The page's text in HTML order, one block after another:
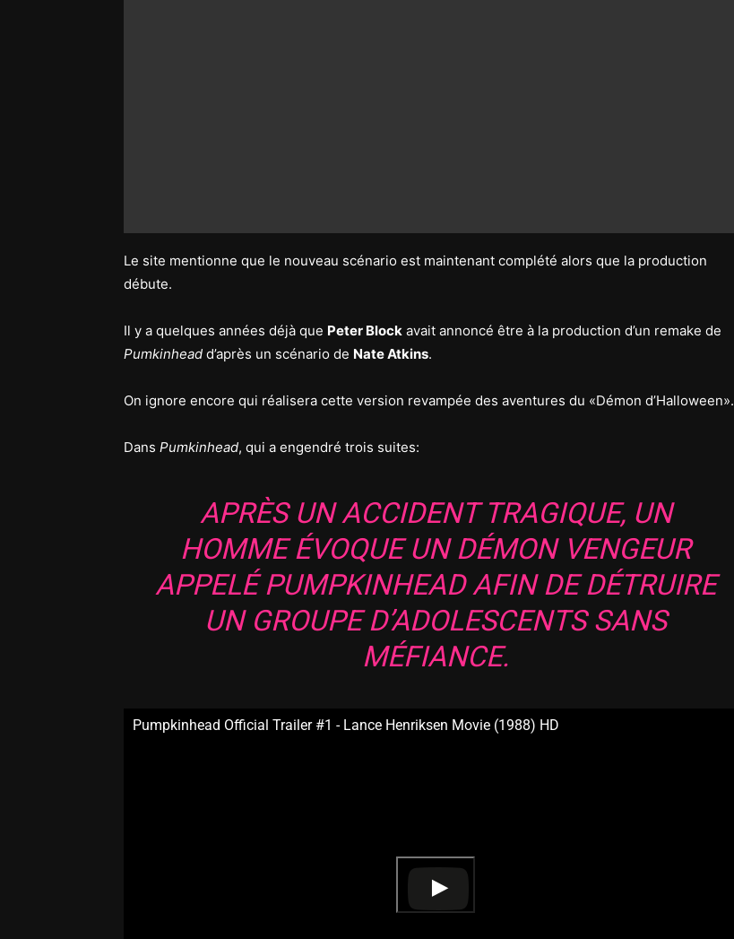
Le site mentionne que le nouveau scénario est maintenant complété alors que la production
débute.
Il y a quelques années déjà que Peter Block avait annoncé être à la production d’un remake de
Pumkinhead d’après un scénario de Nate Atkins.
On ignore encore qui réalisera cette version revampée des aventures du «Démon d’Halloween».
Dans Pumkinhead, qui a engendré trois suites:
APRÈS UN ACCIDENT TRAGIQUE, UN
HOMME ÉVOQUE UN DÉMON VENGEUR
APPELÉ PUMPKINHEAD AFIN DE DÉTRUIRE
UN GROUPE D’ADOLESCENTS SANS
MÉFIANCE.
Pumpkinhead Official Trailer #1 - Lance Henriksen Movie (1988) HD